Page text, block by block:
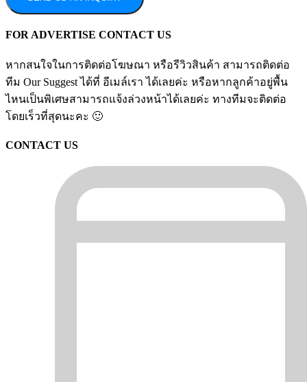
FOR ADVERTISE CONTACT US
หากสนใจในการติดต่อโฆษณา หรือรีวิวสินค้า สามารถติดต่อ
ทีม Our Suggest ได้ที่ อีเมล์เรา ได้เลยค่ะ หรือหากลูกค้าอยู่พื้น
ไหนเป็นพิเศษสามารถแจ้งล่วงหน้าได้เลยค่ะ ทางทีมจะติดต่อ
โดยเร็วที่สุดนะคะ 🙂
CONTACT US